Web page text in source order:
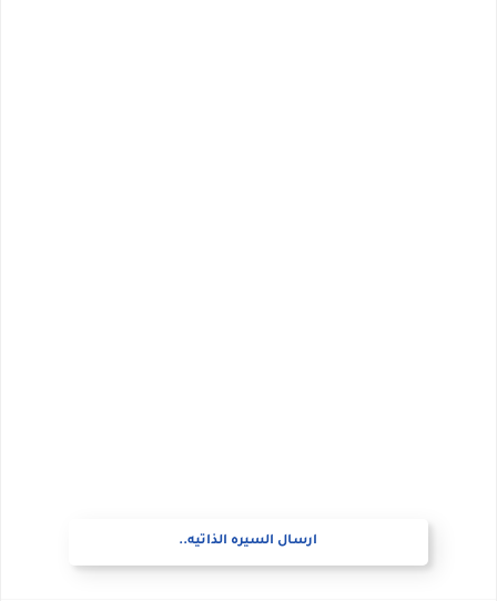
ارسال السيره الذاتيه..